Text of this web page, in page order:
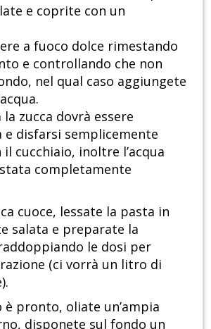
e coprite con un
a fuoco dolce rimestando
e controllando che non
nel qual caso aggiungete
zucca dovrà essere
e disfarsi semplicemente
cucchiaio, inoltre l’acqua
completamente
cuoce, lessate la pasta in
salata e preparate la
le dosi per
(ci vorrà un litro di
pronto, oliate un’ampia
disponete sul fondo un